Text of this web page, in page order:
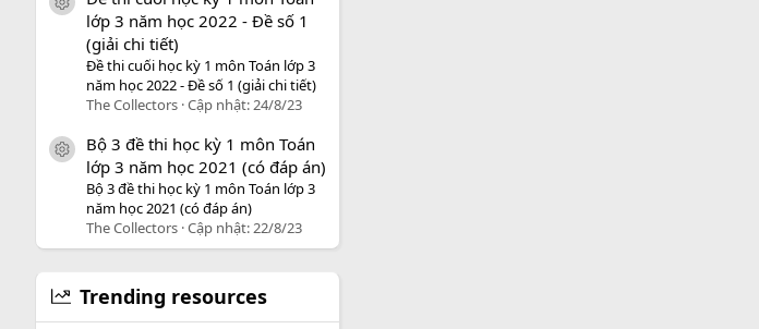
icon tài liệu
lớp 3 năm học 2022 - Đề số 1
(giải chi tiết)
Đề thi cuối học kỳ 1 môn Toán lớp 3
năm học 2022 - Đề số 1 (giải chi tiết)
The Collectors Cập nhật:24/8/23
icon tài liệu
Bộ 3 đề thi học kỳ 1 môn Toán
lớp 3 năm học 2021 (có đáp án)
Bộ 3 đề thi học kỳ 1 môn Toán lớp 3
năm học 2021 (có đáp án)
The Collectors Cập nhật:22/8/23
Trending resources